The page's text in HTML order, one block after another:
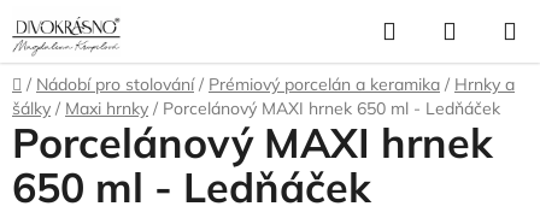
na
obsah
Hledat
KOŠÍK
Domů
/ Nádobí pro stolování / Prémiový porcelán a keramika / Hrnky a
šálky / Maxi hrnky / Porcelánový MAXI hrnek 650 ml - Ledňáček
Porcelánový MAXI hrnek
650 ml - Ledňáček